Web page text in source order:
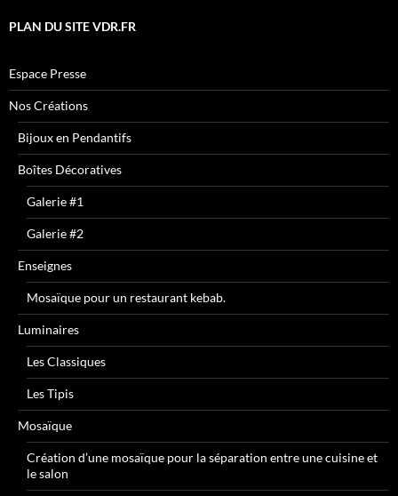
PLAN DU SITE VDR.FR
Espace Presse
Nos Créations
Bijoux en Pendantifs
Boîtes Décoratives
Galerie #1
Galerie #2
Enseignes
Mosaïque pour un restaurant kebab.
Luminaires
Les Classiques
Les Tipis
Mosaïque
Création d’une mosaïque pour la séparation entre une cuisine et
le salon